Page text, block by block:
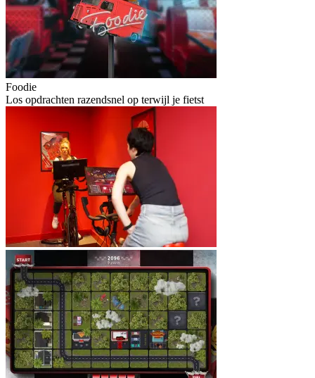
Foodie
Los opdrachten razendsnel op terwijl je fietst